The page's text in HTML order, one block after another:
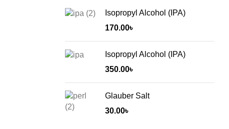
Isopropyl Alcohol (IPA)
170.00৳
Isopropyl Alcohol (IPA)
350.00৳
Glauber Salt
30.00৳